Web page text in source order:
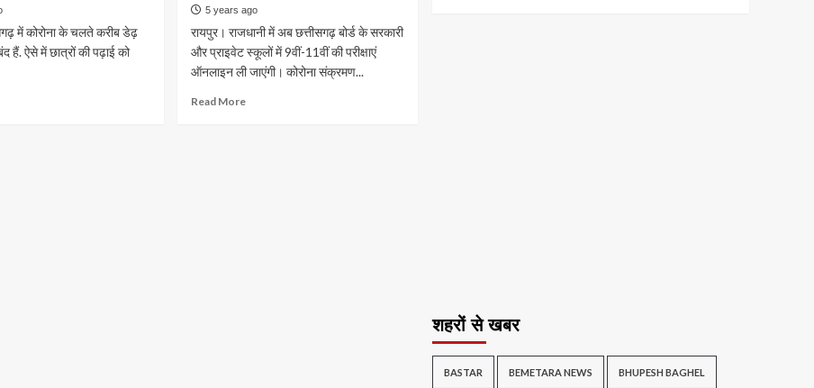
में….
नये
स्वरूप
में
प्रारंभ
की
में कोरोना के चलते करीब डेढ़
हैं. ऐसे में छात्रों की पढ़ाई को
5 years ago
रायपुर। राजधानी में अब छत्तीसगढ़ बोर्ड के सरकारी
और प्राइवेट स्कूलों में 9वीं-11वीं की परीक्षाएं
ऑनलाइन ली जाएंगी। कोरोना संक्रमण...
Read MoreRead
शहरों से खबर
BASTAR BEMETARA NEWS BHUPESH BAGHEL